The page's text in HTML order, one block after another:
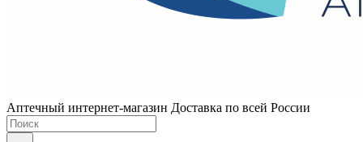
Аптечный интернет-магазин Доставка по всей России